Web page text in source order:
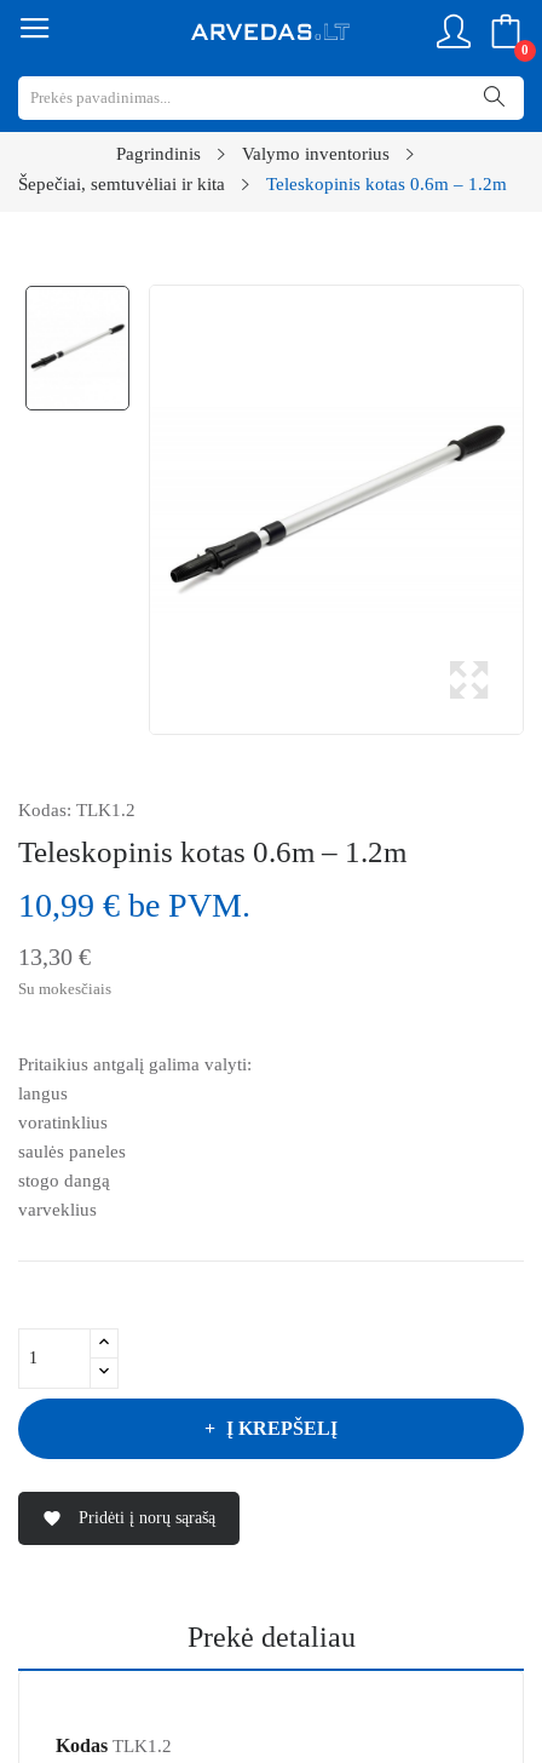
0
Pagrindinis
Valymo inventorius
Šepečiai, semtuvėliai ir kita
Teleskopinis kotas 0.6m – 1.2m
Kodas: TLK1.2
Teleskopinis kotas 0.6m – 1.2m
10,99 € be PVM.
13,30 €
Su mokesčiais
Pritaikius antgalį galima valyti:
langus
voratinklius
saulės paneles
stogo dangą
varveklius
Į KREPŠELĮ
favorite Pridėti į norų sąrašą
Prekė detaliau
Kodas TLK1.2